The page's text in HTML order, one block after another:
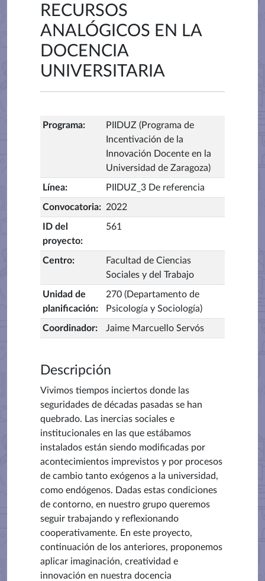
RECURSOS
ANALÓGICOS EN LA
DOCENCIA
UNIVERSITARIA
Programa:
PIIDUZ (Programa de
Incentivación de la
Innovación Docente en la
Universidad de Zaragoza)
Línea: PIIDUZ_3 De referencia
Convocatoria: 2022
ID del
proyecto:
561
Centro:
Facultad de Ciencias
Sociales y del Trabajo
Unidad de
planificación:
270 (Departamento de
Psicología y Sociología)
Coordinador: Jaime Marcuello Servós
Descripción
Vivimos tiempos inciertos donde las
seguridades de décadas pasadas se han
quebrado. Las inercias sociales e
institucionales en las que estábamos
instalados están siendo modificadas por
acontecimientos imprevistos y por procesos
de cambio tanto exógenos a la universidad,
como endógenos. Dadas estas condiciones
de contorno, en nuestro grupo queremos
seguir trabajando y reflexionando
cooperativamente. En este proyecto,
continuación de los anteriores, proponemos
aplicar imaginación, creatividad e
innovación en nuestra docencia